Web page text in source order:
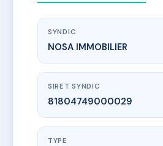
SYNDIC
NOSA IMMOBILIER
SIRET SYNDIC
81804749000029
TYPE